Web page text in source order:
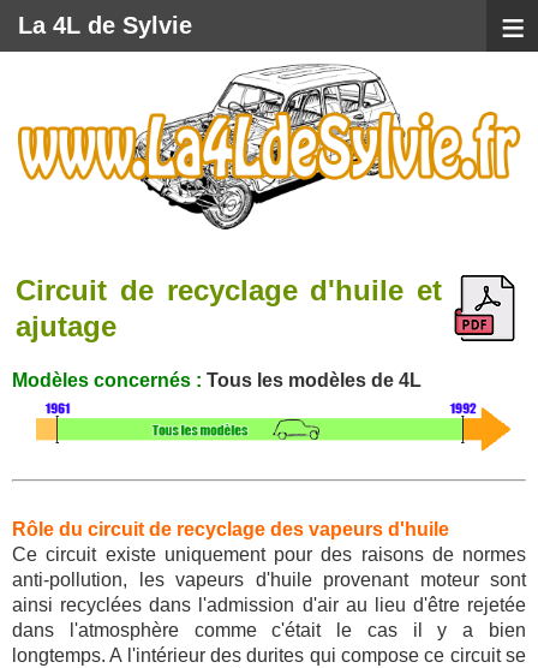
Circuit de recyclage d'huile et
ajutage
Modèles concernés : Tous les modèles de 4L
Rôle du circuit de recyclage des vapeurs d'huile
Ce circuit existe uniquement pour des raisons de normes
anti-pollution, les vapeurs d'huile provenant moteur sont
ainsi recyclées dans l'admission d'air au lieu d'être rejetée
dans l'atmosphère comme c'était le cas il y a bien
longtemps. A l'intérieur des durites qui compose ce circuit se
La 4L de Sylvie ≡